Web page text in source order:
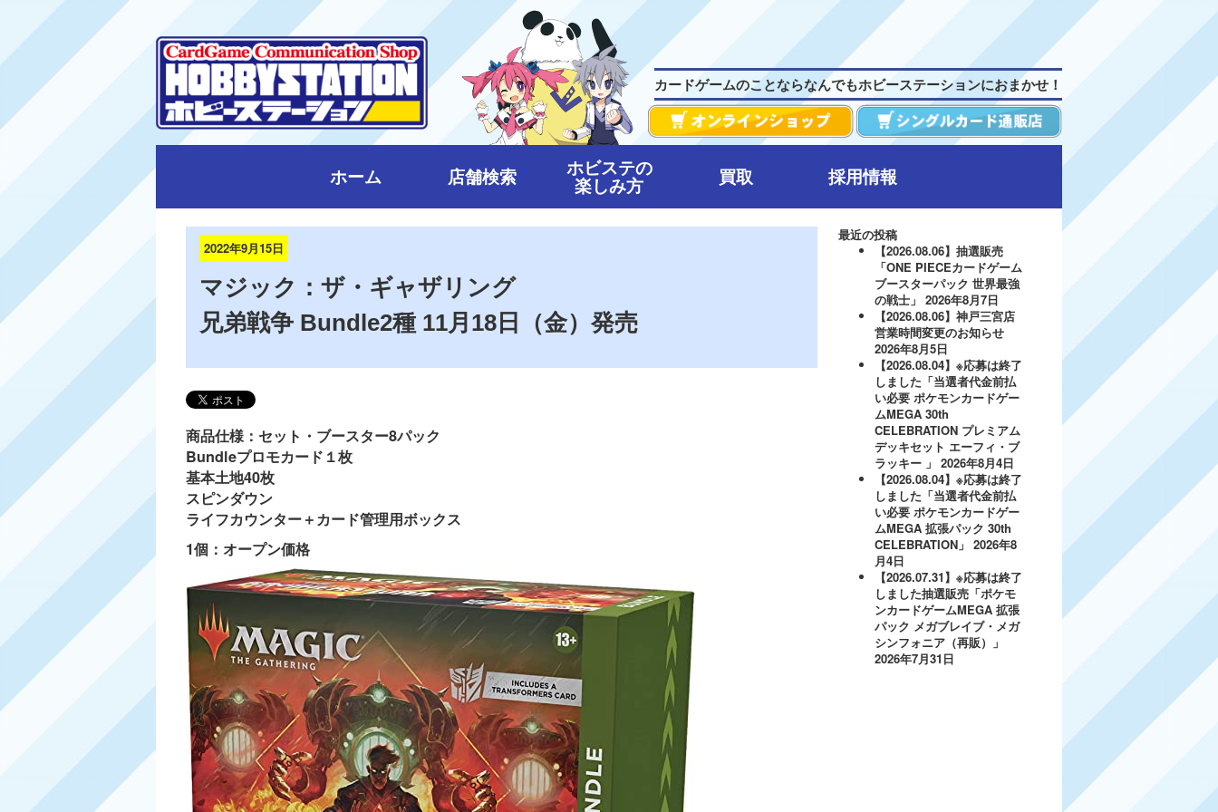
カードゲームのことならなんでもホビーステーションにおまかせ！
ホーム 店舗検索 ホビステの
楽しみ方 買取 採用情報
2022年9月15日
マジック：ザ・ギャザリング
兄弟戦争 Bundle2種 11月18日（金）発売
商品仕様：セット・ブースター8パック
Bundleプロモカード１枚
基本土地40枚
スピンダウン
ライフカウンター＋カード管理用ボックス
1個：オープン価格
最近の投稿
【2026.08.06】抽選販売
「ONE PIECEカードゲーム
ブースターパック 世界最強
の戦士」 2026年8月7日
【2026.08.06】神戸三宮店
営業時間変更のお知らせ
2026年8月5日
【2026.08.04】※応募は終了
しました「当選者代金前払
い必要 ポケモンカードゲー
ムMEGA 30th
CELEBRATION プレミアム
デッキセット エーフィ・ブ
ラッキー 」 2026年8月4日
【2026.08.04】※応募は終了
しました「当選者代金前払
い必要 ポケモンカードゲー
ムMEGA 拡張パック 30th
CELEBRATION」 2026年8
月4日
【2026.07.31】※応募は終了
しました抽選販売「ポケモ
ンカードゲームMEGA 拡張
パック メガブレイブ・メガ
シンフォニア（再販）」
2026年7月31日